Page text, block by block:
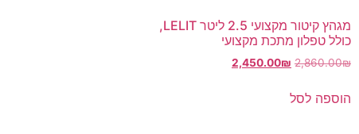
מגהץ קיטור מקצועי 2.5 ליטר LELIT,
כולל טפלון מתכת מקצועי
2,860.00₪
2,450.00₪
הוספה לסל